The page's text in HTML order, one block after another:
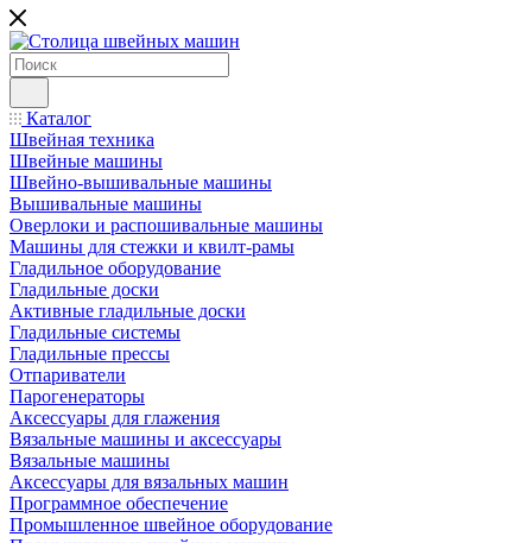
Каталог
Швейная техника
Швейные машины
Швейно-вышивальные машины
Вышивальные машины
Оверлоки и распошивальные машины
Машины для стежки и квилт-рамы
Гладильное оборудование
Гладильные доски
Активные гладильные доски
Гладильные системы
Гладильные прессы
Отпариватели
Парогенераторы
Аксессуары для глажения
Вязальные машины и аксессуары
Вязальные машины
Аксессуары для вязальных машин
Программное обеспечение
Промышленное швейное оборудование